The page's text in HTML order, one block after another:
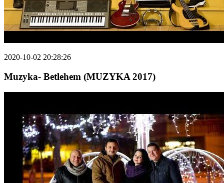
2020-10-02 20:28:26
Muzyka- Betlehem (MUZYKA 2017)